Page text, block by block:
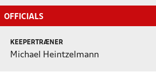
OFFICIALS
KEEPERTRÆNER
Michael Heintzelmann